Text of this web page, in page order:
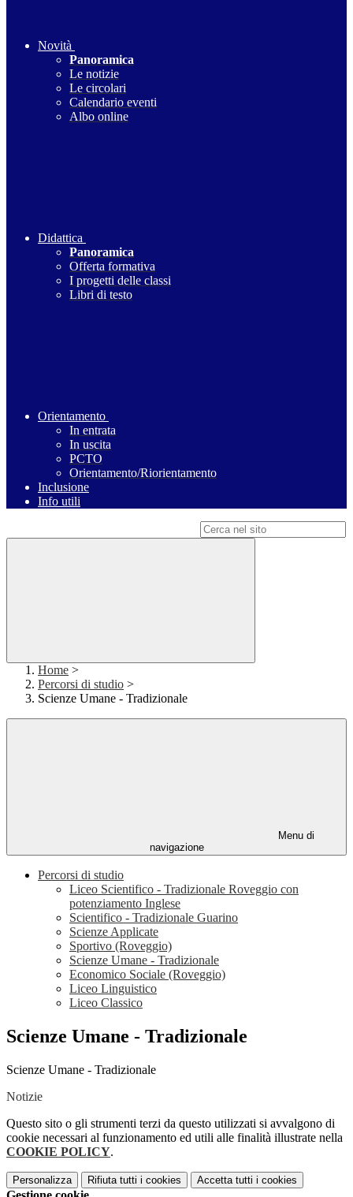
Novità
Panoramica
Le notizie
Le circolari
Calendario eventi
Albo online
Didattica
Panoramica
Offerta formativa
I progetti delle classi
Libri di testo
Orientamento
In entrata
In uscita
PCTO
Orientamento/Riorientamento
Inclusione
Info utili
Home >
Percorsi di studio >
Scienze Umane - Tradizionale
Menu di
navigazione
Percorsi di studio
Liceo Scientifico - Tradizionale Roveggio con
potenziamento Inglese
Scientifico - Tradizionale Guarino
Scienze Applicate
Sportivo (Roveggio)
Scienze Umane - Tradizionale
Economico Sociale (Roveggio)
Liceo Linguistico
Liceo Classico
Scienze Umane - Tradizionale
Scienze Umane - Tradizionale
Notizie
Questo sito o gli strumenti terzi da questo utilizzati si avvalgono di
cookie necessari al funzionamento ed utili alle finalità illustrate nella
COOKIE POLICY.
Personalizza Rifiuta tutti i cookies Accetta tutti i cookies